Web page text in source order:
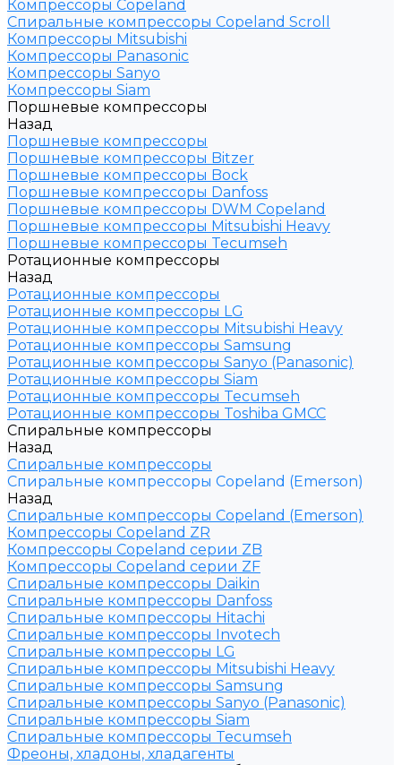
Компрессоры Copeland
Спиральные компрессоры Copeland Scroll
Компрессоры Mitsubishi
Компрессоры Panasonic
Компрессоры Sanyo
Компрессоры Siam
Поршневые компрессоры
Назад
Поршневые компрессоры
Поршневые компрессоры Bitzer
Поршневые компрессоры Bock
Поршневые компрессоры Danfoss
Поршневые компрессоры DWM Copeland
Поршневые компрессоры Mitsubishi Heavy
Поршневые компрессоры Tecumseh
Ротационные компрессоры
Назад
Ротационные компрессоры
Ротационные компрессоры LG
Ротационные компрессоры Mitsubishi Heavy
Ротационные компрессоры Samsung
Ротационные компрессоры Sanyo (Panasonic)
Ротационные компрессоры Siam
Ротационные компрессоры Tecumseh
Ротационные компрессоры Toshiba GMCC
Спиральные компрессоры
Назад
Спиральные компрессоры
Спиральные компрессоры Copeland (Emerson)
Назад
Спиральные компрессоры Copeland (Emerson)
Компрессоры Copeland ZR
Компрессоры Copeland серии ZB
Компрессоры Copeland серии ZF
Спиральные компрессоры Daikin
Спиральные компрессоры Danfoss
Спиральные компрессоры Hitachi
Спиральные компрессоры Invotech
Спиральные компрессоры LG
Спиральные компрессоры Mitsubishi Heavy
Спиральные компрессоры Samsung
Спиральные компрессоры Sanyo (Panasonic)
Спиральные компрессоры Siam
Спиральные компрессоры Tecumseh
Фреоны, хладоны, хладагенты